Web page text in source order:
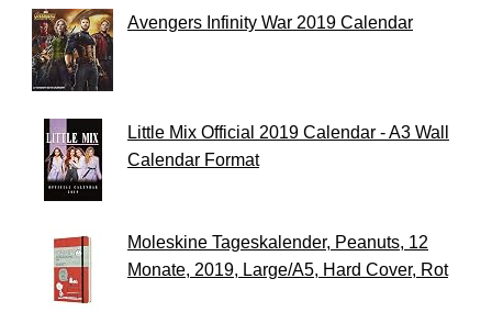
Avengers Infinity War 2019 Calendar
Little Mix Official 2019 Calendar - A3 Wall
Calendar Format
Moleskine Tageskalender, Peanuts, 12
Monate, 2019, Large/A5, Hard Cover, Rot